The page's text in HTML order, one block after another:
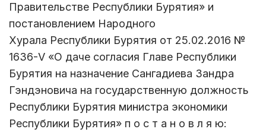
Правительстве Республики Бурятия» и
постановлением Народного
Хурала Республики Бурятия от 25.02.2016 №
1636-V «О даче согласия Главе Республики
Бурятия на назначение Сангадиева Зандра
Гэндэновича на государственную должность
Республики Бурятия министра экономики
Республики Бурятия» п о с т а н о в л я ю: